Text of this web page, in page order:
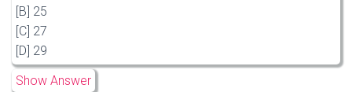
[B] 25
[C] 27
[D] 29
Show Answer